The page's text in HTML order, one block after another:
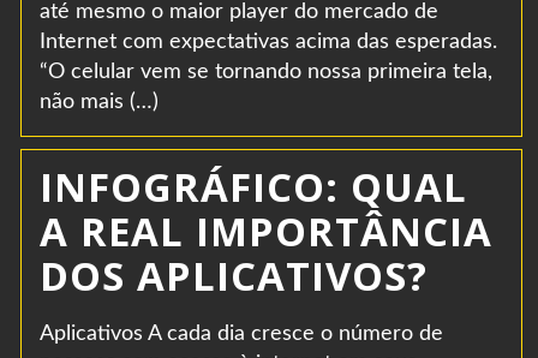
até mesmo o maior player do mercado de
Internet com expectativas acima das esperadas.
“O celular vem se tornando nossa primeira tela,
não mais (…)
INFOGRÁFICO: QUAL
A REAL IMPORTÂNCIA
DOS APLICATIVOS?
Aplicativos A cada dia cresce o número de